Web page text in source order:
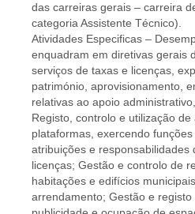
das carreiras gerais – carreira
categoria Assistente Técnico).
Atividades Especificas –
enquadram em diretivas gerais
serviços de taxas e licenças,
património, aprovisionamento,
relativas ao apoio
Registo, controlo e utilização
plataformas, exercendo
atribuições e responsabilidades
licenças; Gestão e controlo de
habitações e edifícios
arrendamento; Gestão e